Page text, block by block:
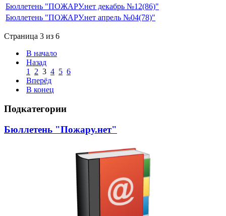
Бюллетень "ПОЖАРУ.нет декабрь №12(86)"
Бюллетень "ПОЖАРУ.нет апрель №04(78)"
Страница 3 из 6
В начало
Назад
1
2 3 4 5 6
Вперёд
В конец
Подкатегории
Бюллетень "Пожару.нет"